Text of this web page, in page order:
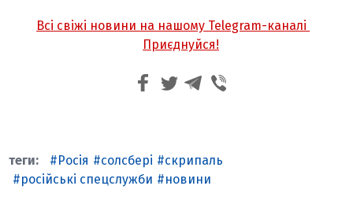
Всі свіжі новини на нашому Telegram-каналі
Приєднуйся!
Росія солсбері
скрипаль
російські спецслужби
новини